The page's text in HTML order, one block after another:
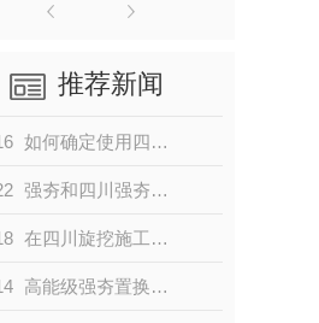
推荐新闻
如何确定使用四川强夯置换法？
强夯和四川强夯置换之间有什么区别
在四川旋挖施工过程中如何正确选用钻头呢？
高能级强夯置换处理软基时，有哪些质量控制措施？